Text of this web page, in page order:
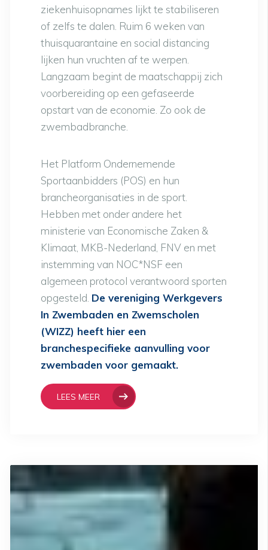
ziekenhuisopnames lijkt te stabiliseren
of zelfs te dalen. Ruim 6 weken van
thuisquarantaine en social distancing
lijken hun vruchten af te werpen.
Langzaam begint de maatschappij zich
voorbereiding op een gefaseerde
opstart van de economie. Zo ook de
zwembadbranche.
Het Platform Ondernemende
Sportaanbidders (POS) en hun
brancheorganisaties in de sport.
Hebben met onder andere het
ministerie van Economische Zaken &
Klimaat, MKB-Nederland, FNV en met
instemming van NOC*NSF een
algemeen protocol verantwoord sporten
opgesteld. De vereniging Werkgevers
In Zwembaden en Zwemscholen
(WIZZ) heeft hier een
branchespecifieke aanvulling voor
zwembaden voor gemaakt.
LEES MEER